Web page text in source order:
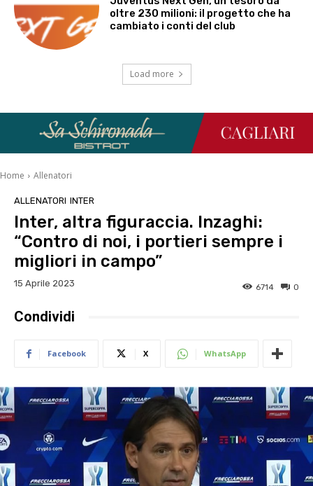
oltre 230 milioni: il progetto che ha
cambiato i conti del club
Load more